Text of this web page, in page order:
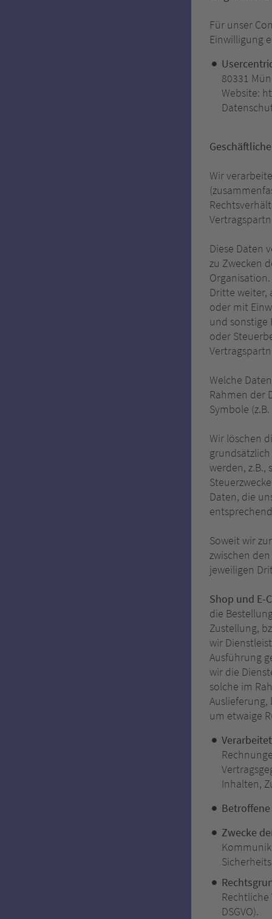
Für unser
Einwilligung
80331
Website:
Wir
Diese Daten
zu Zwecken
Dritte weiter,
oder mit
und sonstige
oder
Welche
Rahmen der
Symbole
Wir löschen
werden, z.B.,
Daten, die
Soweit wir
zwischen
jeweiligen
Shop und E-
die
Zustellung,
wir
Ausführung
wir die
solche im
um etwaige
Inhalten,
Zwecke
Rechtliche
DSGVO).